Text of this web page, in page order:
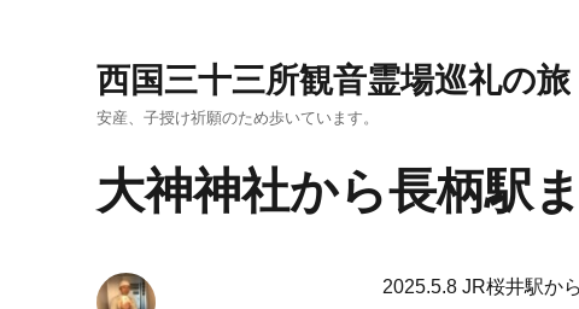
西国三十三所観音霊場巡礼の旅
安産、子授け祈願のため歩いています。
大神神社から長柄駅ま
2025.5.8 JR桜井駅か